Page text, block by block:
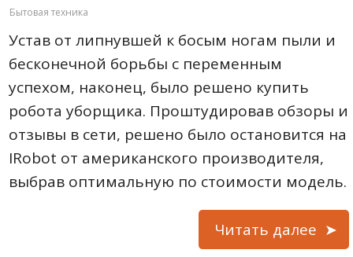
Бытовая техника
Устав от липнувшей к босым ногам пыли и
бесконечной борьбы с переменным
успехом, наконец, было решено купить
робота уборщика. Проштудировав обзоры и
отзывы в сети, решено было остановится на
IRobot от американского производителя,
выбрав оптимальную по стоимости модель.
Читать далее